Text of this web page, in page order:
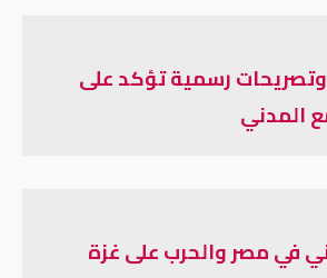
رسمية تؤكد على
المدني
في مصر والحرب على غزة